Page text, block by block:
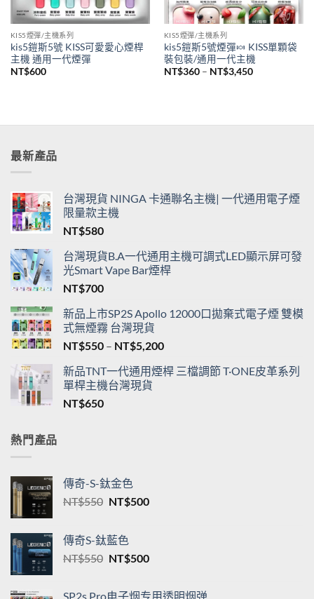
KIS5煙彈/主機系列
kis5鎧斯5號 KISS可愛愛心煙桿
主機 通用一代煙彈
NT$600
KIS5煙彈/主機系列
kis5鎧斯5號煙彈🍬 KISS單顆袋
裝包裝/通用一代主機
NT$360 – NT$3,450價
NT$3,450
最新產品
台灣現貨 NINGA 卡通聯名主機| 一代通用電子煙
限量款主機
NT$580
台灣現貨B.A一代通用主機可調式LED顯示屏可發
光Smart Vape Bar煙桿
NT$700
新品上市SP2S Apollo 12000口拋棄式電子煙 雙模
式無煙霧 台灣現貨
NT$550 – NT$5,200價
範
新品TNT一代通用煙桿 三檔調節 T·ONE皮革系列
單桿主機台灣現貨
NT$650
熱門產品
傳奇-S-鈦金色
NT$550 原
格：
NT$550。
NT$500目
NT$500。
傳奇S-鈦藍色
NT$550 原
NT$500目
SP2s Pro电子烟专用透明烟弹